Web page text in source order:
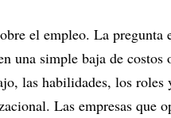
el empleo. La pregunta
una simple baja de costos
las habilidades, los roles
Las empresas que